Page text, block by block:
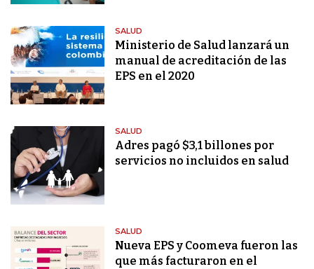
SALUD
Ministerio de Salud lanzará un
manual de acreditación de las
EPS en el 2020
SALUD
Adres pagó $3,1 billones por
servicios no incluidos en salud
SALUD
Nueva EPS y Coomeva fueron las
que más facturaron en el